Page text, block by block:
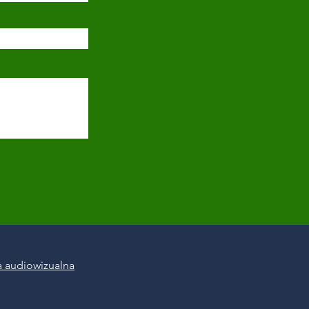
audiowizualna